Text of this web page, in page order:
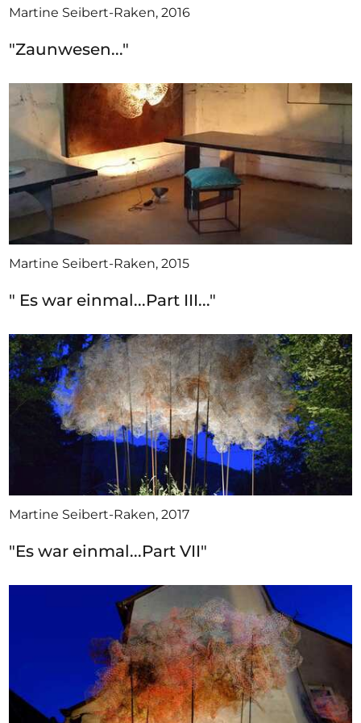
Martine Seibert-Raken, 2016
"Zaunwesen..."
Martine Seibert-Raken, 2015
" Es war einmal...Part III..."
Martine Seibert-Raken, 2017
"Es war einmal...Part VII"